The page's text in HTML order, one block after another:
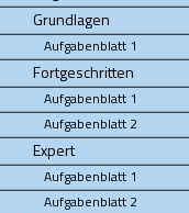
Grundlagen
Aufgabenblatt 1
Fortgeschritten
Aufgabenblatt 1
Aufgabenblatt 2
Expert
Aufgabenblatt 1
Aufgabenblatt 2